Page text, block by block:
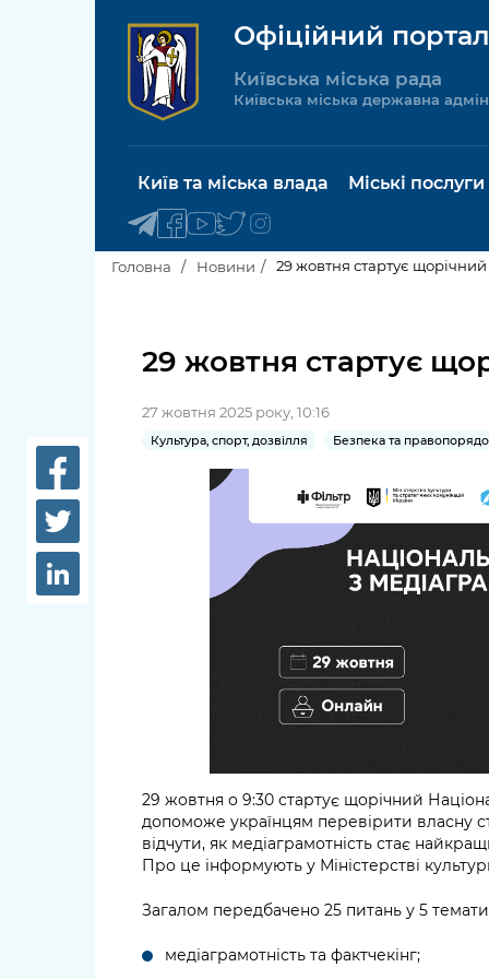
Офіційний
Київська міська рада
Київська міська державна
Київ та міська влада
Київська міська рада
Про Київ
Керівництво КМДА
Структура
Рішення та розпорядження
Міські послуги
послуги
довідки
Лікарні
Освіта
Дороги,
парковки
Головна Новини 29 жовтня стартує щорічний
29 жовтня стартує
27 жовтня 2025 року, 10:16
Культура, спорт, дозвілля Безпека та
29 жовтня о 9:30 стартує щорічний
допоможе українцям перевірити власну
відчути, як медіаграмотність стає
Про це інформують у Міністерстві
Загалом передбачено 25 питань у 5
медіаграмотність та фактчекінг;